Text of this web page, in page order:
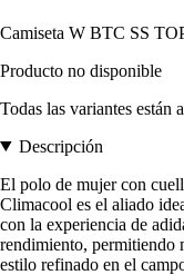
Camiseta W BTC SS
Producto no disponible
Todas las variantes están
Descripción
El polo de mujer con
Climacool es el aliado
con la experiencia de
rendimiento, permitiendo
estilo refinado en el